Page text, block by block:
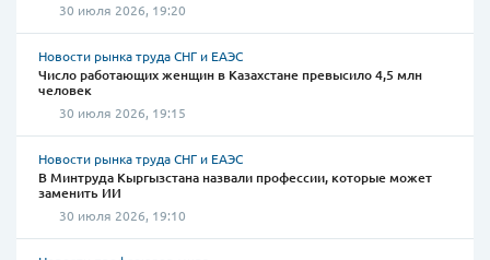
30 июля 2026, 19:20
Новости рынка труда СНГ и ЕАЭС
Число работающих женщин в Казахстане превысило 4,5 млн
человек
30 июля 2026, 19:15
Новости рынка труда СНГ и ЕАЭС
В Минтруда Кыргызстана назвали профессии, которые может
заменить ИИ
30 июля 2026, 19:10